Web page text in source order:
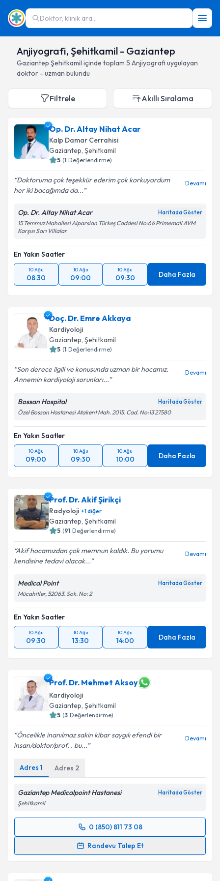
Doktor, klinik ara...
Anjiyografi, Şehitkamil - Gaziantep
Gaziantep Şehitkamil içinde toplam 5 Anjiyografi uygulayan
doktor - uzman bulundu
Filtrele Akıllı Sıralama
Op. Dr. Altay Nihat Acar
Kalp Damar Cerrahisi
Gaziantep, Şehitkamil
5 (1 Değerlendirme)
Doktoruma çok teşekkür ederim çok korkuyordum
her iki bacağımda da...
Devamı
Op. Dr. Altay Nihat Acar Haritada Göster
15 Temmuz Mahallesi Alparslan Türkeş Caddesi No:66 Primemall AVM
Karşısı Sarı Villalar
En Yakın Saatler
10 Ağu
08:30
10 Ağu
09:00
10 Ağu
09:30 Daha Fazla
Doç. Dr. Emre Akkaya
Kardiyoloji
Gaziantep, Şehitkamil
5 (1 Değerlendirme)
Son derece ilgili ve konusunda uzman bir hocamız.
Annemin kardiyoloji sorunları...
Devamı
Bossan Hospital Haritada Göster
Özel Bossan Hastanesi Atakent Mah. 2015. Cad. No:13 27580
En Yakın Saatler
10 Ağu
09:00
10 Ağu
09:30
10 Ağu
10:00 Daha Fazla
Prof. Dr. Akif Şirikçi
Radyoloji +1diğer
Gaziantep, Şehitkamil
5 (91 Değerlendirme)
Akif hocamızdan çok memnun kaldık. Bu yorumu
kendisine tedavi olacak...
Devamı
Medical Point Haritada Göster
Mücahitler, 52063. Sok. No: 2
En Yakın Saatler
10 Ağu
09:30
10 Ağu
13:30
10 Ağu
14:00 Daha Fazla
Prof. Dr. Mehmet Aksoy
Kardiyoloji
Gaziantep, Şehitkamil
5 (3 Değerlendirme)
Öncelikle inanılmaz sakin kibar saygılı efendi bir
insan/doktor/prof. . bu...
Devamı
Adres 1 Adres 2
Gaziantep Medicalpoint Hastanesi Haritada Göster
Şehitkamil
0 (850) 811 73 08
Randevu Talep Et
Randevu Takvimi Talebi